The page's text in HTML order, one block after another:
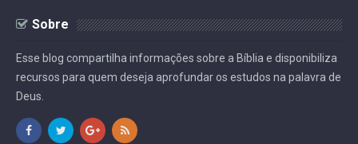
Sobre
Esse blog compartilha informações sobre a Bíblia e disponibiliza
recursos para quem deseja aprofundar os estudos na palavra de
Deus.